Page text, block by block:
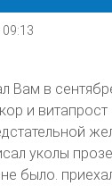
Вам в
и
уколы
было.